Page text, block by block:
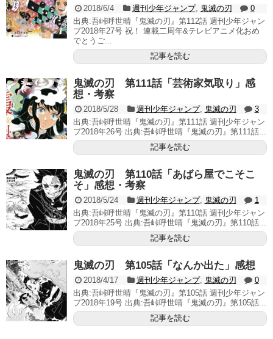
2018/6/4 週刊少年ジャンプ, 鬼滅の刃
0
出典:吾峠呼世晴『鬼滅の刃』第112話 週刊少年ジャン
プ2018年27号 祝！ 連載二周年&テレビアニメ化おめ
でとうご...
記事を読む
鬼滅の刃 第111話「芸術家気取り」感
想・考察
2018/5/28 週刊少年ジャンプ, 鬼滅の刃
3
出典:吾峠呼世晴『鬼滅の刃』第111話 週刊少年ジャン
プ2018年26号 出典:吾峠呼世晴『鬼滅の刃』第111話...
記事を読む
鬼滅の刃 第110話「あばら屋でこそこ
そ」感想・考察
2018/5/24 週刊少年ジャンプ, 鬼滅の刃
1
出典:吾峠呼世晴『鬼滅の刃』第110話 週刊少年ジャン
プ2018年25号 出典:吾峠呼世晴『鬼滅の刃』第110話...
記事を読む
鬼滅の刃 第105話「なんか出た」感想
2018/4/17 週刊少年ジャンプ, 鬼滅の刃
0
出典:吾峠呼世晴『鬼滅の刃』第105話 週刊少年ジャン
プ2018年19号 出典:吾峠呼世晴『鬼滅の刃』第105話...
記事を読む